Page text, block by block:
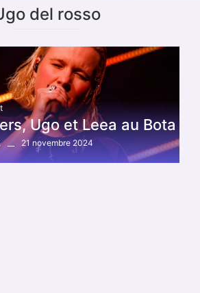
del rosso
Ugo et Leea au Bota
21 novembre 2024